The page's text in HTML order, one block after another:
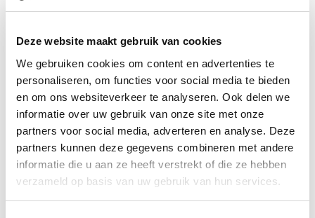
Deze website maakt gebruik van cookies
We gebruiken cookies om content en advertenties te
personaliseren, om functies voor social media te bieden
en om ons websiteverkeer te analyseren. Ook delen we
informatie over uw gebruik van onze site met onze
partners voor social media, adverteren en analyse. Deze
partners kunnen deze gegevens combineren met andere
informatie die u aan ze heeft verstrekt of die ze hebben
verzameld op basis van uw gebruik van hun services.
Snelle levering
Snel naar
Meer informatie
Meer informatie
Maatvoering koppeling 2 1/2"